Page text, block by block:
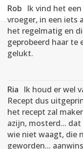
Rob Ik vind het
vroeger, in een iets
het regelmatig en
geprobeerd haar te
gelukt.
Ria Ik houd er wel
Recept dus
het recept zal
azijn, mosterd...
wie niet waagt, die
geworden...